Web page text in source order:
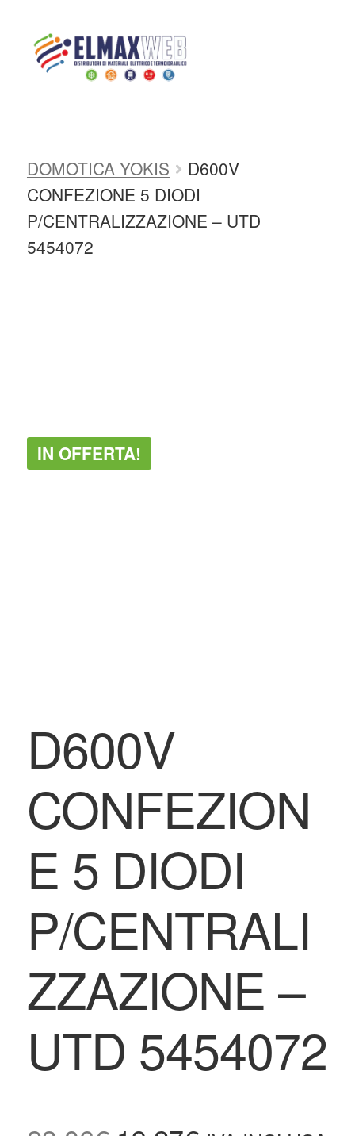
Shop Online
Chi siamo
Preventivo Impianto Elettrico
Accedi/Registrati
Home Shop
DOMOTICA YOKIS
D600V
CONFEZIONE 5 DIODI
P/CENTRALIZZAZIONE – UTD
5454072
IN OFFERTA!
D600V
CONFEZION
E 5 DIODI
P/CENTRALI
ZZAZIONE –
UTD 5454072